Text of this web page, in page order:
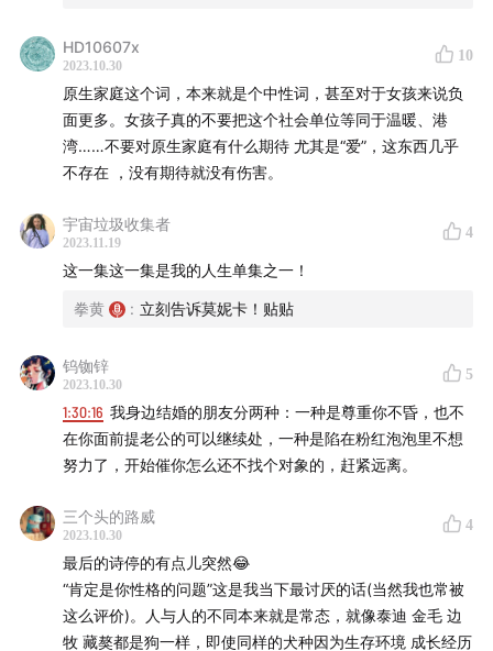
46:40
为什么我会选择不结婚不生育的生活？
1:13:00 「一点点的爱就能让变得湿润起来，我的人生过的
特别干，我需要一些湿润，一点点就可以了」
1:16:59当我从为了获得爱情救赎的想象中走出，从通过异
性来肯定自己价值的怪圈中走出，一切问题都得了解决。
1:31:48
【音乐】🎵
in remembrance of you-Max Richter
【关于我们】
祛除玫瑰色滤镜，以女本位视角重启观察。缘起《那不勒
斯四部曲》，以边缘角色梅丽娜作为我们受到一切审视的
HD10607x
2023.10.30
10
原生家庭这个词，本来就是个中性词，甚至对于女孩来说负
面更多。女孩子真的不要把这个社会单位等同于温暖、港
湾……不要对原生家庭有什么期待 尤其是“爱”，这东西几乎
不存在 ，没有期待就没有伤害。
宇宙垃圾收集者
2023.11.19
4
这一集这一集是我的人生单集之一！
拳黄 : 立刻告诉莫妮卡！贴贴
钨铷锌
2023.10.30
5
1:30:16 我身边结婚的朋友分两种：一种是尊重你不昏，也不
在你面前提老公的可以继续处，一种是陷在粉红泡泡里不想
努力了，开始催你怎么还不找个对象的，赶紧远离。
三个头的路威
2023.10.30
4
最后的诗停的有点儿突然😂
“肯定是你性格的问题”这是我当下最讨厌的话(当然我也常被
这么评价)。人与人的不同本来就是常态，就像泰迪 金毛 边
牧 藏獒都是狗一样，即使同样的犬种因为生存环境 成长经历